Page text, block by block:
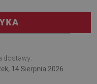
dostawy:
14 Sierpnia 2026